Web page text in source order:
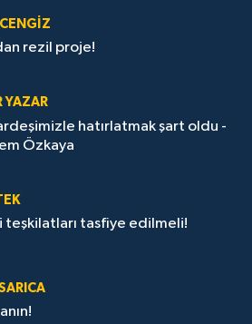
rezil proje!
YAZAR
hatırlatmak şart oldu -
Özkaya
teşkilatları tasfiye edilmeli!